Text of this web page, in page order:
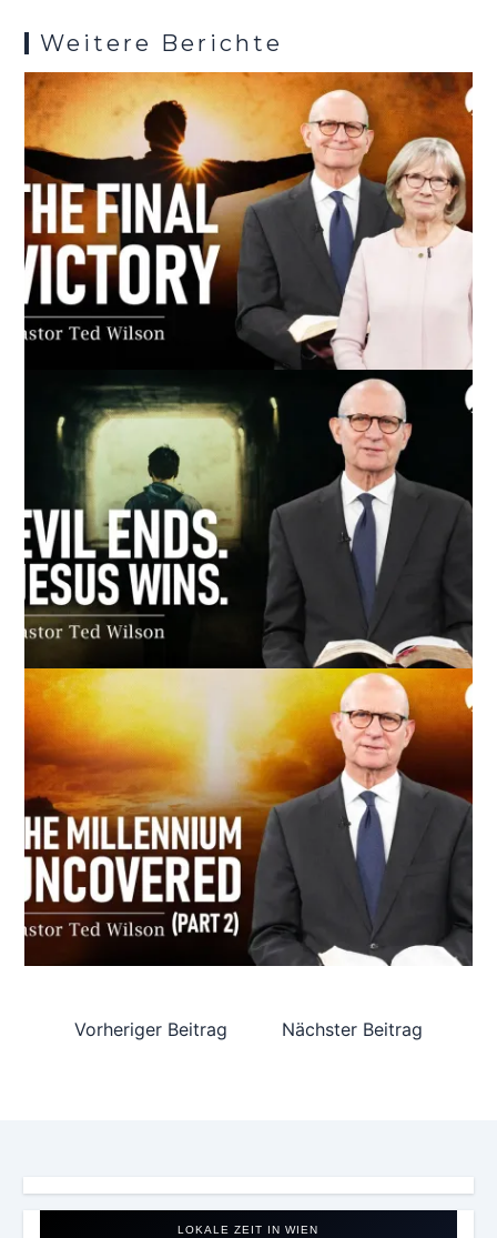
Weitere Berichte
Vorheriger Beitrag Nächster Beitrag
LOKALE ZEIT IN WIEN